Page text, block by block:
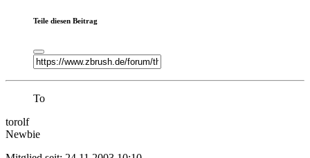
Teile diesen Beitrag
To
torolf
Newbie